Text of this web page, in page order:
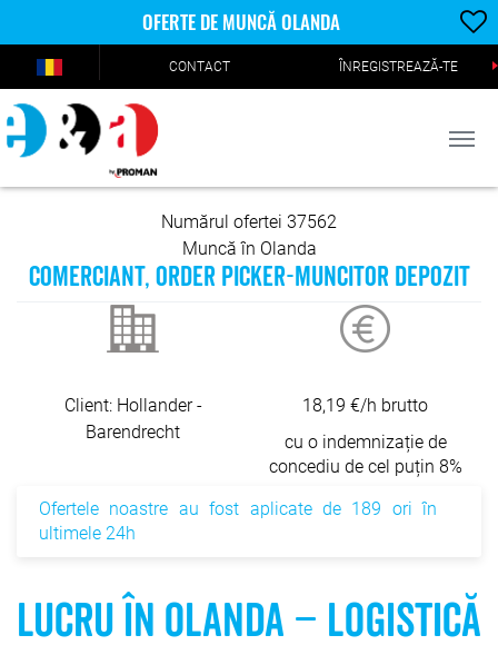
OFERTE DE MUNCĂ OLANDA
CONTACT ÎNREGISTREAZĂ-TE
Numărul ofertei 37562
Muncă în Olanda
COMERCIANT, ORDER PICKER-MUNCITOR DEPOZIT
Client: Hollander -
Barendrecht
18,19 €/h brutto
cu o indemnizație de
concediu de cel puțin 8%
Ofertele noastre au fost aplicate de 189 ori în
ultimele 24h
LUCRU ÎN OLANDA – LOGISTICĂ